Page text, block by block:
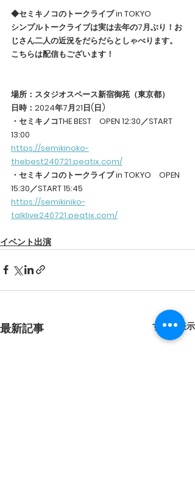
◆セミキノコのトークライブ in TOKYO
シンプルトークライブは実は去年の7月ぶり！お
じさん二人の近況をだらだらとしゃべります。
こちらは配信もございます！
場所：スタジオスペース新宿御苑（東京都）
日時：2024年7月21日(日)
・セミキノコTHE BEST　OPEN 12:30／START
13:00
https://semikinoko-
thebest240721.peatix.com/
・セミキノコのトークライブ in TOKYO　OPEN
15:30／START 15:45
https://semikiniko-
talklive240721.peatix.com/
イベント出演
最新記事 すべて表示